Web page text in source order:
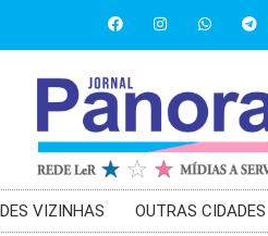
VIZINHAS OUTRAS CIDADES